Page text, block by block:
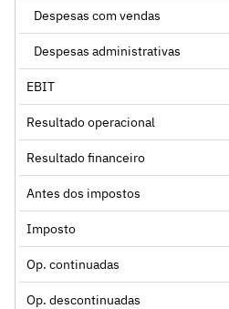
Despesas com vendas
Despesas administrativas
EBIT
Resultado operacional
Resultado financeiro
Antes dos impostos
Imposto
Op. continuadas
Op. descontinuadas